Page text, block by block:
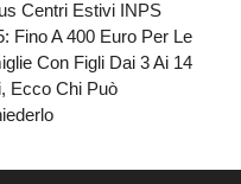
Centri Estivi INPS
Fino A 400 Euro Per Le
Con Figli Dai 3 Ai 14
Ecco Chi Può